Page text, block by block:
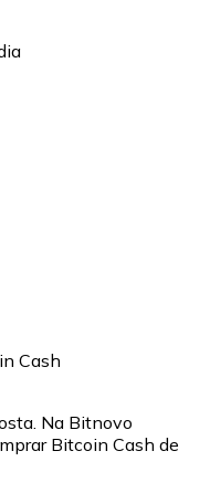
Cash
Na Bitnovo
Bitcoin Cash de